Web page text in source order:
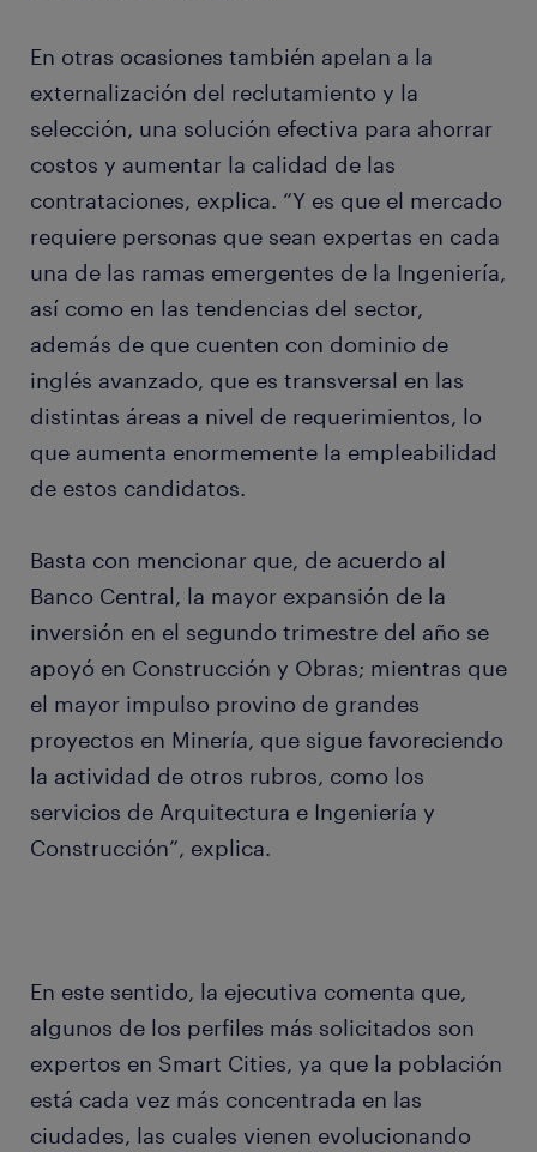
En otras ocasiones también apelan a la
externalización del reclutamiento y la
selección, una solución efectiva para ahorrar
costos y aumentar la calidad de las
contrataciones, explica. “Y es que el mercado
requiere personas que sean expertas en cada
una de las ramas emergentes de la Ingeniería,
así como en las tendencias del sector,
además de que cuenten con dominio de
inglés avanzado, que es transversal en las
distintas áreas a nivel de requerimientos, lo
que aumenta enormemente la empleabilidad
de estos candidatos.
Basta con mencionar que, de acuerdo al
Banco Central, la mayor expansión de la
inversión en el segundo trimestre del año se
apoyó en Construcción y Obras; mientras que
el mayor impulso provino de grandes
proyectos en Minería, que sigue favoreciendo
la actividad de otros rubros, como los
servicios de Arquitectura e Ingeniería y
Construcción”, explica.
En este sentido, la ejecutiva comenta que,
algunos de los perfiles más solicitados son
expertos en Smart Cities, ya que la población
está cada vez más concentrada en las
ciudades, las cuales vienen evolucionando